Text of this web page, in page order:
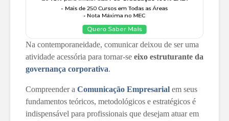
Na contemporaneidade, comunicar deixou de ser uma
atividade acessória para tornar-se eixo estruturante da
governança corporativa.
Compreender a Comunicação Empresarial em seus
fundamentos teóricos, metodológicos e estratégicos é
indispensável para profissionais que desejam atuar em